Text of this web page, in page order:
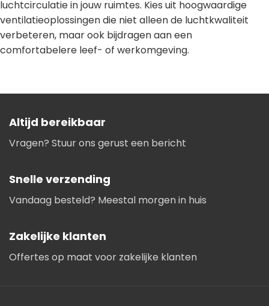
luchtcirculatie in jouw ruimtes. Kies uit hoogwaardige
ventilatieoplossingen die niet alleen de luchtkwaliteit
verbeteren, maar ook bijdragen aan een
comfortabelere leef- of werkomgeving.
Altijd bereikbaar
Vragen? Stuur ons gerust een bericht
Snelle verzending
Vandaag besteld? Meestal morgen in huis
Zakelijke klanten
Offertes op maat voor zakelijke klanten